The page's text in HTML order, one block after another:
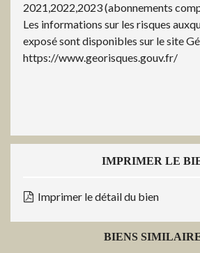
2021,2022,2023 (abonnements
Les informations sur les risques
exposé sont disponibles sur le site
https://www.georisques.gouv.fr/
IMPRIMER LE
Imprimer le détail du bien
BIENS